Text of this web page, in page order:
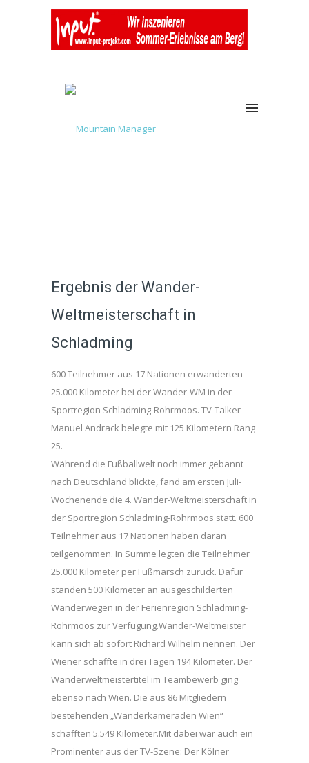
Ergebnis der Wander-
Weltmeisterschaft in
Schladming
600 Teilnehmer aus 17 Nationen erwanderten
25.000 Kilometer bei der Wander-WM in der
Sportregion Schladming-Rohrmoos. TV-Talker
Manuel Andrack belegte mit 125 Kilometern Rang
25.
Während die Fußballwelt noch immer gebannt
nach Deutschland blickte, fand am ersten Juli-
Wochenende die 4. Wander-Weltmeisterschaft in
der Sportregion Schladming-Rohrmoos statt. 600
Teilnehmer aus 17 Nationen haben daran
teilgenommen. In Summe legten die Teilnehmer
25.000 Kilometer per Fußmarsch zurück. Dafür
standen 500 Kilometer an ausgeschilderten
Wanderwegen in der Ferienregion Schladming-
Rohrmoos zur Verfügung.Wander-Weltmeister
kann sich ab sofort Richard Wilhelm nennen. Der
Wiener schaffte in drei Tagen 194 Kilometer. Der
Wanderweltmeistertitel im Teambewerb ging
ebenso nach Wien. Die aus 86 Mitgliedern
bestehenden „Wanderkameraden Wien“
schafften 5.549 Kilometer.Mit dabei war auch ein
Prominenter aus der TV-Szene: Der Kölner